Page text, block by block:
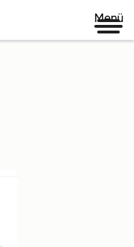
Menü